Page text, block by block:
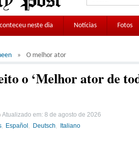
neste dia Notícias Fotos
O melhor ator
o ‘Melhor ator de
Atualizado em: 8 de agosto de 2026
Español Deutsch Italiano